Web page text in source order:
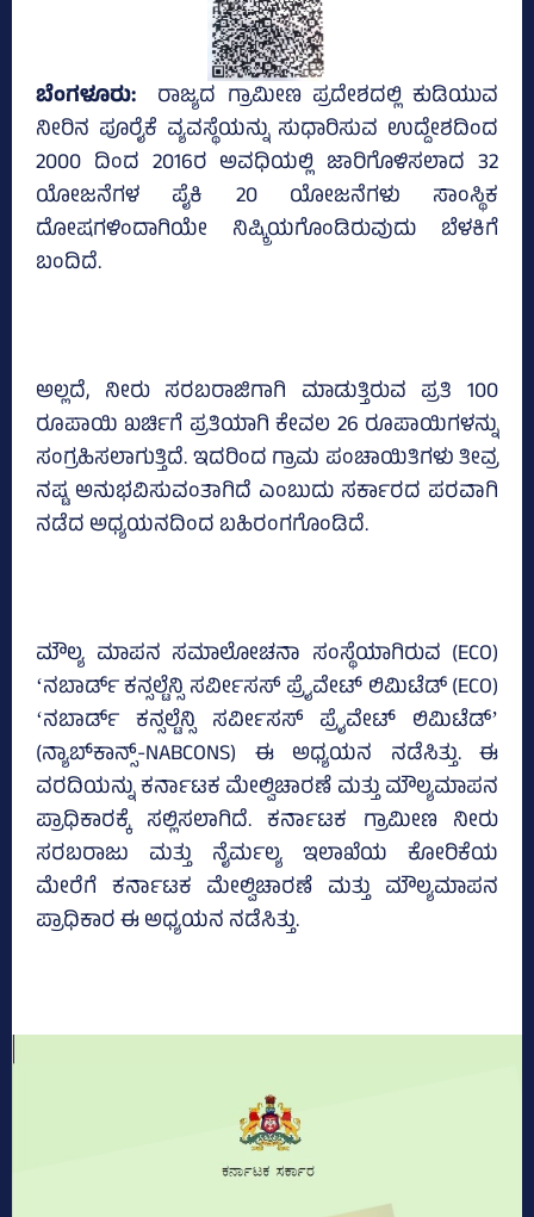
ಬೆಂಗಳೂರು:
ರಾಜ್ಯದ ಗ್ರಾಮೀಣ ಪ್ರದೇಶದಲ್ಲಿ ಕುಡಿಯುವ
ನೀರಿನ ಪೂರೈಕೆ ವ್ಯವಸ್ಥೆಯನ್ನು ಸುಧಾರಿಸುವ ಉದ್ದೇಶದಿಂದ
2000 ದಿಂದ 2016ರ ಅವಧಿಯಲ್ಲಿ ಜಾರಿಗೊಳಿಸಲಾದ 32
ಯೋಜನೆಗಳ ಪೈಕಿ 20 ಯೋಜನೆಗಳು ಸಾಂಸ್ಥಿಕ
ದೋಷಗಳಿಂದಾಗಿಯೇ ನಿಷ್ಕ್ರಿಯಗೊಂಡಿರುವುದು ಬೆಳಕಿಗೆ
ಬಂದಿದೆ.
ಅಲ್ಲದೆ, ನೀರು ಸರಬರಾಜಿಗಾಗಿ ಮಾಡುತ್ತಿರುವ ಪ್ರತಿ 100
ರೂಪಾಯಿ ಖರ್ಚಿಗೆ ಪ್ರತಿಯಾಗಿ ಕೇವಲ 26 ರೂಪಾಯಿಗಳನ್ನು
ಸಂಗ್ರಹಿಸಲಾಗುತ್ತಿದೆ. ಇದರಿಂದ ಗ್ರಾಮ ಪಂಚಾಯಿತಿಗಳು ತೀವ್ರ
ನಷ್ಟ ಅನುಭವಿಸುವಂತಾಗಿದೆ ಎಂಬುದು ಸರ್ಕಾರದ ಪರವಾಗಿ
ನಡೆದ ಅಧ್ಯಯನದಿಂದ ಬಹಿರಂಗಗೊಂಡಿದೆ.
ಮೌಲ್ಯ ಮಾಪನ ಸಮಾಲೋಚನಾ ಸಂಸ್ಥೆಯಾಗಿರುವ (ECO)
ʻನಬಾರ್ಡ್‌ ಕನ್ಸಲ್ಟೆನ್ಸಿ ಸರ್ವೀಸಸ್‌ ಪ್ರೈವೇಟ್‌ ಲಿಮಿಟೆಡ್‌ (ECO)
ʻನಬಾರ್ಡ್‌ ಕನ್ಸಲ್ಟೆನ್ಸಿ ಸರ್ವೀಸಸ್‌ ಪ್ರೈವೇಟ್‌ ಲಿಮಿಟೆಡ್‌ʼ
(ನ್ಯಾಬ್‌ಕಾನ್ಸ್‌-NABCONS) ಈ ಅಧ್ಯಯನ ನಡೆಸಿತ್ತು. ಈ
ವರದಿಯನ್ನು ಕರ್ನಾಟಕ ಮೇಲ್ವಿಚಾರಣೆ ಮತ್ತು ಮೌಲ್ಯಮಾಪನ
ಪ್ರಾಧಿಕಾರಕ್ಕೆ ಸಲ್ಲಿಸಲಾಗಿದೆ. ಕರ್ನಾಟಕ ಗ್ರಾಮೀಣ ನೀರು
ಸರಬರಾಜು ಮತ್ತು ನೈರ್ಮಲ್ಯ ಇಲಾಖೆಯ ಕೋರಿಕೆಯ
ಮೇರೆಗೆ ಕರ್ನಾಟಕ ಮೇಲ್ವಿಚಾರಣೆ ಮತ್ತು ಮೌಲ್ಯಮಾಪನ
ಪ್ರಾಧಿಕಾರ ಈ ಅಧ್ಯಯನ ನಡೆಸಿತ್ತು.